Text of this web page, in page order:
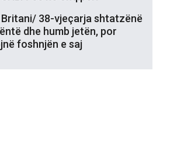
38-vjeçarja shtatzënë
dhe humb jetën, por
foshnjën e saj